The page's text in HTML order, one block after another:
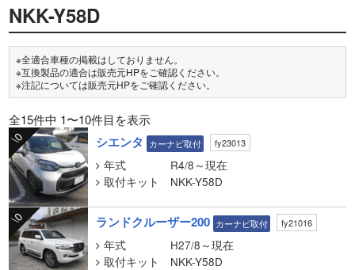
基礎知識Basic
お問い合わせContact
NKK-Y58D
※全適合車種の掲載はしておりません。
※互換製品の適合は販売元HPをご確認ください。
※注記については販売元HPをご確認ください。
全15件中 1〜10件目を表示
シエンタ カーナビ取付 fy23013
年式
R4/8～現在
取付キット
NKK-Y58D
\0
ランドクルーザー200 カーナビ取付 fy21016
年式
H27/8～現在
取付キット
NKK-Y58D
\0